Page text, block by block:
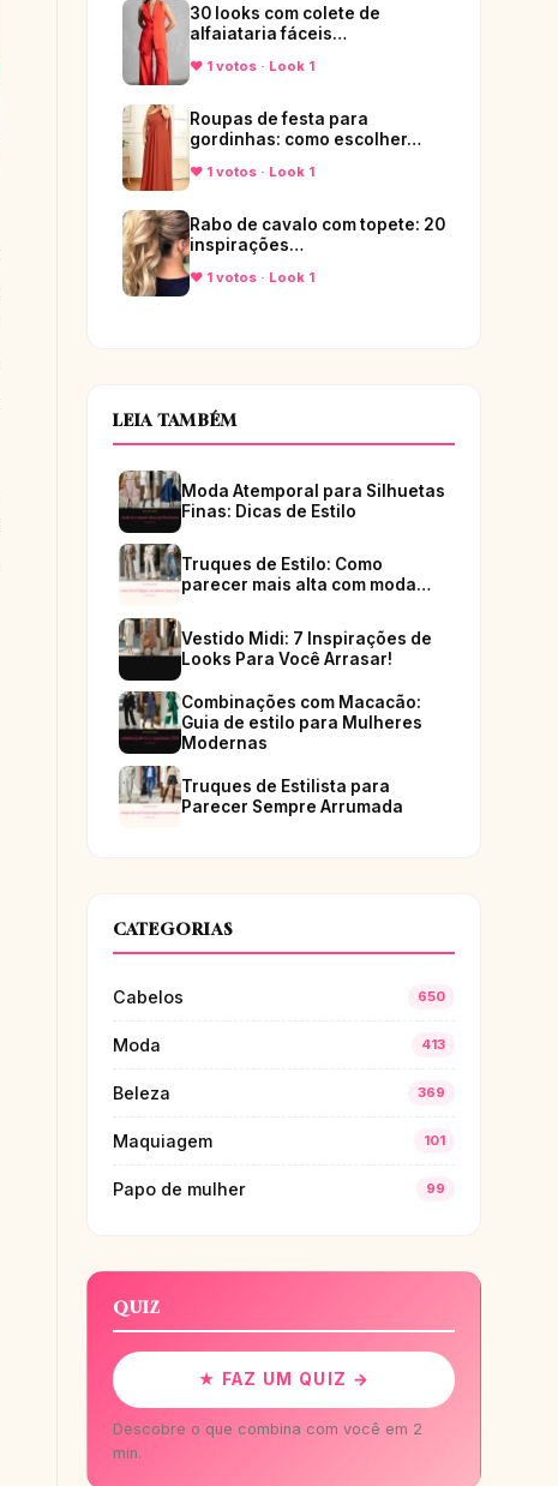
30 looks com colete de
alfaiataria fáceis…
♥ 1 votos · Look 1
Roupas de festa para
gordinhas: como escolher…
♥ 1 votos · Look 1
Rabo de cavalo com topete: 20
inspirações…
♥ 1 votos · Look 1
LEIA TAMBÉM
Moda Atemporal para Silhuetas
Finas: Dicas de Estilo
Truques de Estilo: Como
parecer mais alta com moda…
Vestido Midi: 7 Inspirações de
Looks Para Você Arrasar!
Combinações com Macacão:
Guia de estilo para Mulheres
Modernas
Truques de Estilista para
Parecer Sempre Arrumada
CATEGORIAS
Cabelos 650
Moda 413
Beleza 369
Maquiagem 101
Papo de mulher 99
QUIZ
★ FAZ UM QUIZ →
Descobre o que combina com você em 2
min.